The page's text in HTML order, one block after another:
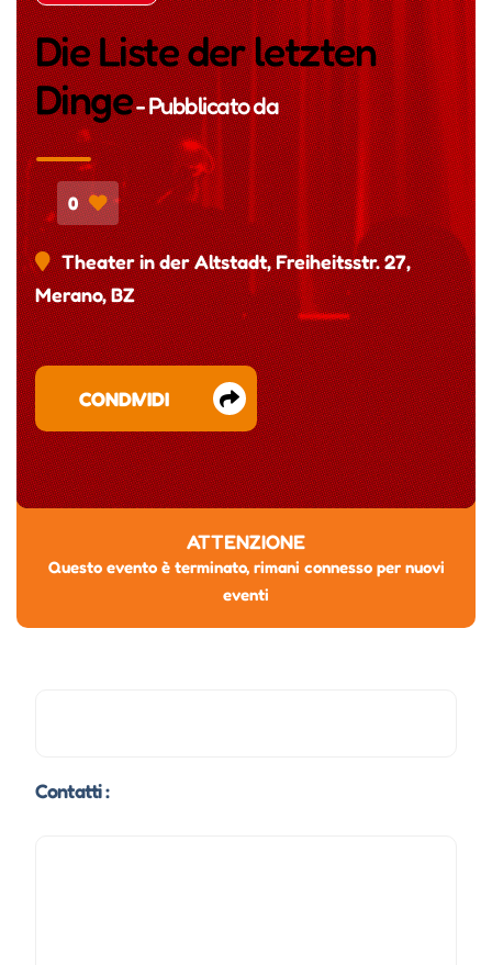
Die Liste der letzten
Dinge- Pubblicato da
0
Theater in der Altstadt, Freiheitsstr. 27,
Merano, BZ
CONDIVIDI
ATTENZIONE
Questo evento è terminato, rimani connesso per nuovi
eventi
Contatti :